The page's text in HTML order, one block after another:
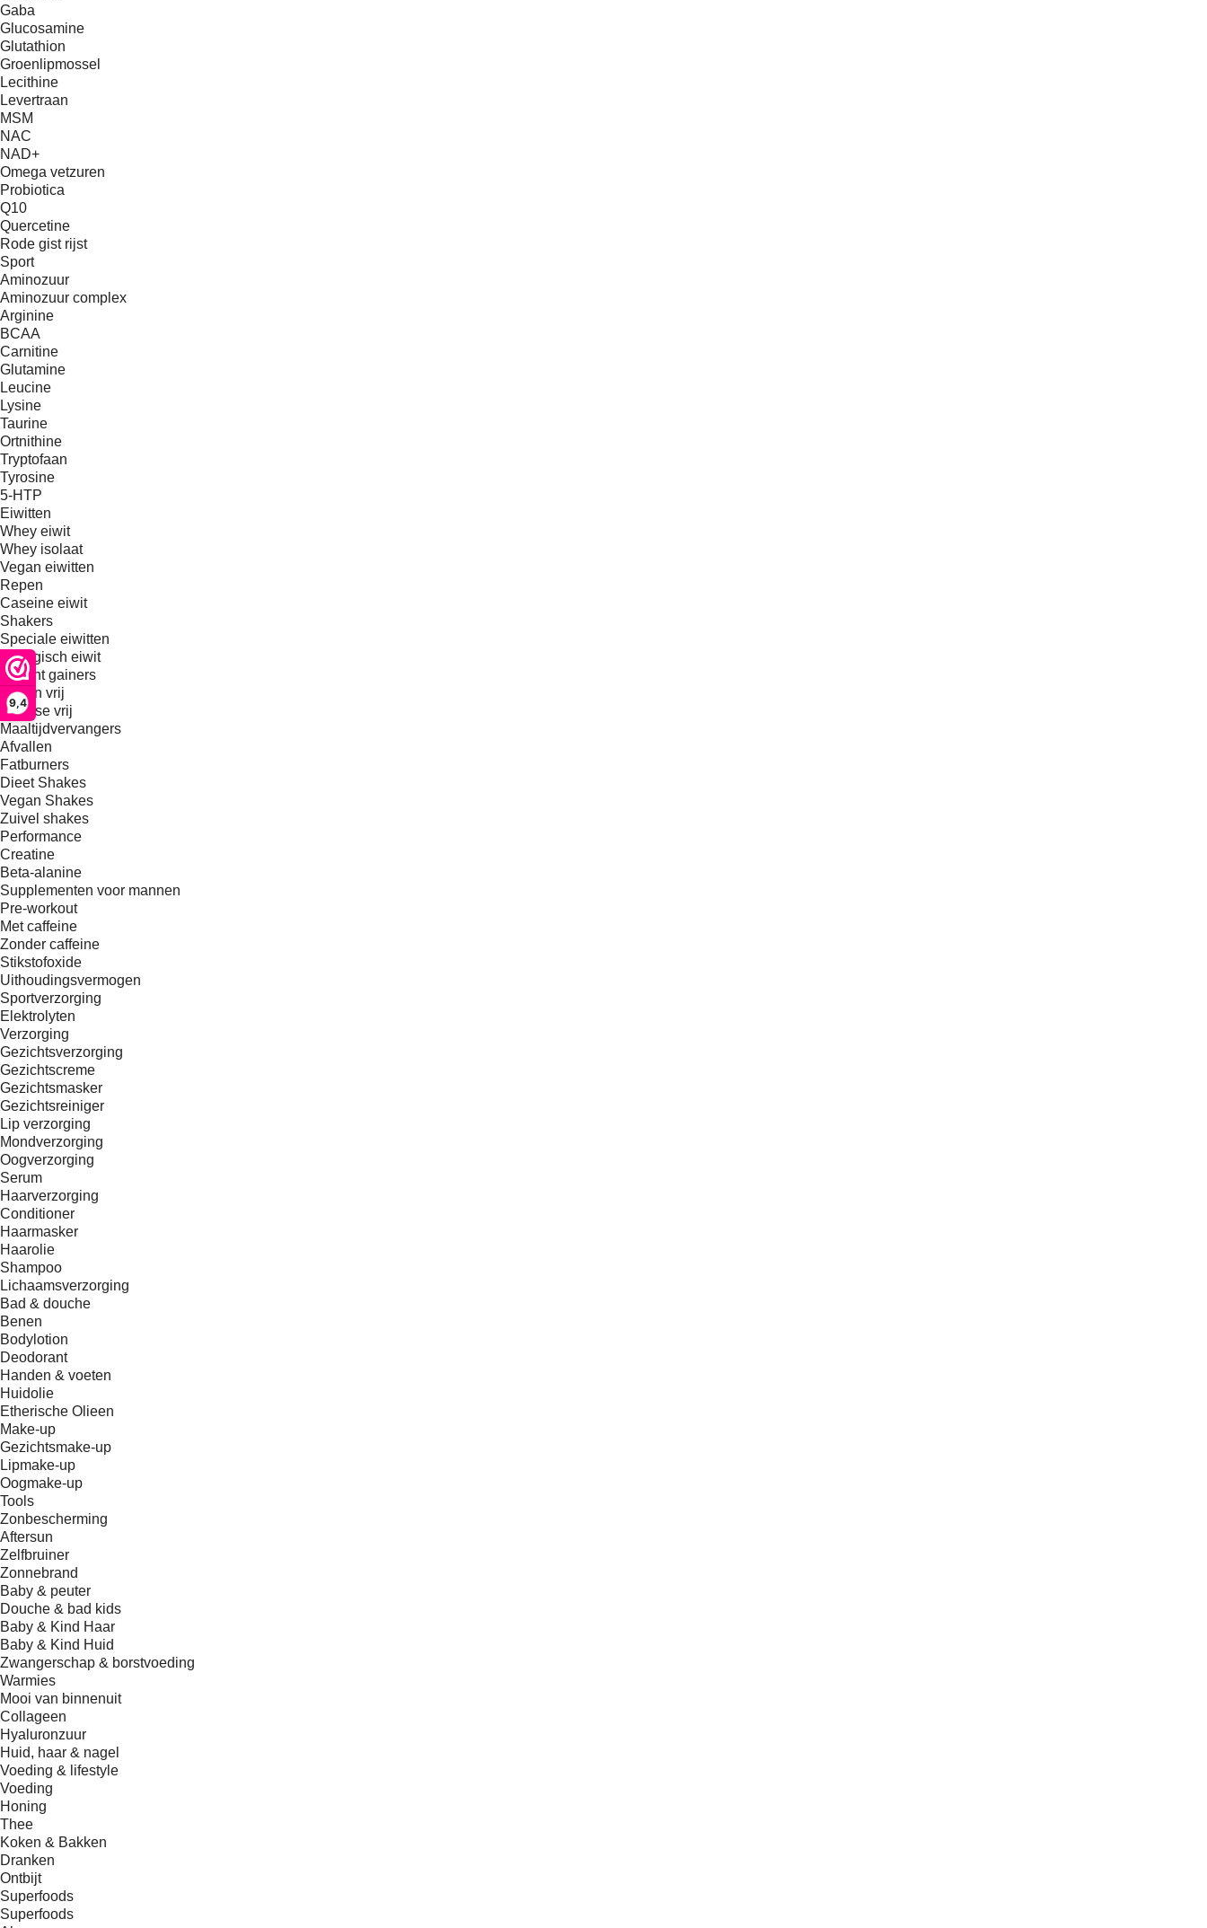
9,4
Gaba
Glucosamine
Glutathion
Groenlipmossel
Lecithine
Levertraan
MSM
NAC
NAD+
Omega vetzuren
Probiotica
Q10
Quercetine
Rode gist rijst
Sport
Aminozuur
Aminozuur complex
Arginine
BCAA
Carnitine
Glutamine
Leucine
Lysine
Taurine
Ortnithine
Tryptofaan
Tyrosine
5-HTP
Eiwitten
Whey eiwit
Whey isolaat
Vegan eiwitten
Repen
Caseine eiwit
Shakers
Speciale eiwitten
Biologisch eiwit
Weight gainers
Gluten vrij
Lactose vrij
Maaltijdvervangers
Afvallen
Fatburners
Dieet Shakes
Vegan Shakes
Zuivel shakes
Performance
Creatine
Beta-alanine
Supplementen voor mannen
Pre-workout
Met caffeine
Zonder caffeine
Stikstofoxide
Uithoudingsvermogen
Sportverzorging
Elektrolyten
Verzorging
Gezichtsverzorging
Gezichtscreme
Gezichtsmasker
Gezichtsreiniger
Lip verzorging
Mondverzorging
Oogverzorging
Serum
Haarverzorging
Conditioner
Haarmasker
Haarolie
Shampoo
Lichaamsverzorging
Bad & douche
Benen
Bodylotion
Deodorant
Handen & voeten
Huidolie
Etherische Olieen
Make-up
Gezichtsmake-up
Lipmake-up
Oogmake-up
Tools
Zonbescherming
Aftersun
Zelfbruiner
Zonnebrand
Baby & peuter
Douche & bad kids
Baby & Kind Haar
Baby & Kind Huid
Zwangerschap & borstvoeding
Warmies
Mooi van binnenuit
Collageen
Hyaluronzuur
Huid, haar & nagel
Voeding & lifestyle
Voeding
Honing
Thee
Koken & Bakken
Dranken
Ontbijt
Superfoods
Superfoods